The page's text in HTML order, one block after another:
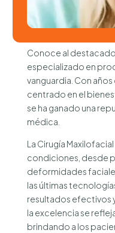
Conoce al destacado
especializado en
vanguardia. Con
centrado en el
se ha ganado una
médica.
La Cirugía
condiciones, desde
deformidades
las últimas
resultados efectivos
la excelencia se
brindando a los